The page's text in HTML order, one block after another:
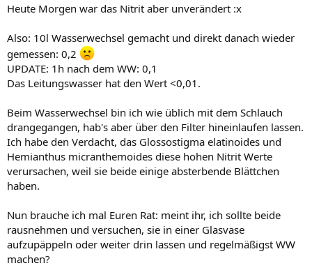
Heute Morgen war das Nitrit aber unverändert :x
Also: 10l Wasserwechsel gemacht und direkt danach wieder
gemessen: 0,2
UPDATE: 1h nach dem WW: 0,1
Das Leitungswasser hat den Wert <0,01.
Beim Wasserwechsel bin ich wie üblich mit dem Schlauch
drangegangen, hab's aber über den Filter hineinlaufen lassen.
Ich habe den Verdacht, das Glossostigma elatinoides und
Hemianthus micranthemoides diese hohen Nitrit Werte
verursachen, weil sie beide einige absterbende Blättchen
haben.
Nun brauche ich mal Euren Rat: meint ihr, ich sollte beide
rausnehmen und versuchen, sie in einer Glasvase
aufzupäppeln oder weiter drin lassen und regelmäßigst WW
machen?